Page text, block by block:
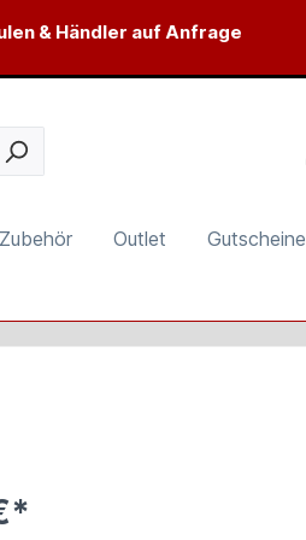
& Händler auf Anfrage
Zubehör Outlet Gutscheine